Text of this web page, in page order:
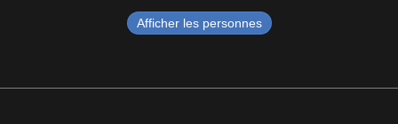
Afficher les personnes